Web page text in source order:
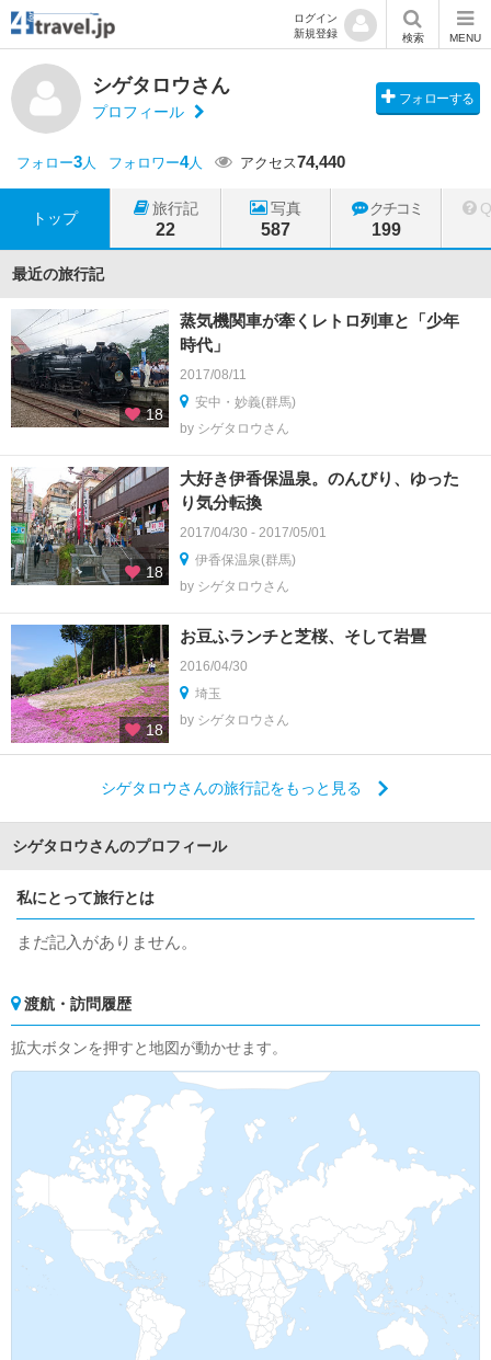
ログイン
新規登録
検索 MENU
シゲタロウさん
プロフィール
フォローする
フォロー3人 フォロワー4人 アクセス74,440
トップ
旅行記
22
写真
587
クチコミ
199
最近の旅行記
18
蒸気機関車が牽くレトロ列車と「少年
時代」
2017/08/11
安中・妙義(群馬)
by シゲタロウさん
18
大好き伊香保温泉。のんびり、ゆった
り気分転換
2017/04/30 - 2017/05/01
伊香保温泉(群馬)
by シゲタロウさん
18
お豆ふランチと芝桜、そして岩畳
2016/04/30
埼玉
by シゲタロウさん
シゲタロウさんの旅行記をもっと見る
シゲタロウさんのプロフィール
私にとって旅行とは
まだ記入がありません。
渡航・訪問履歴
拡大ボタンを押すと地図が動かせます。